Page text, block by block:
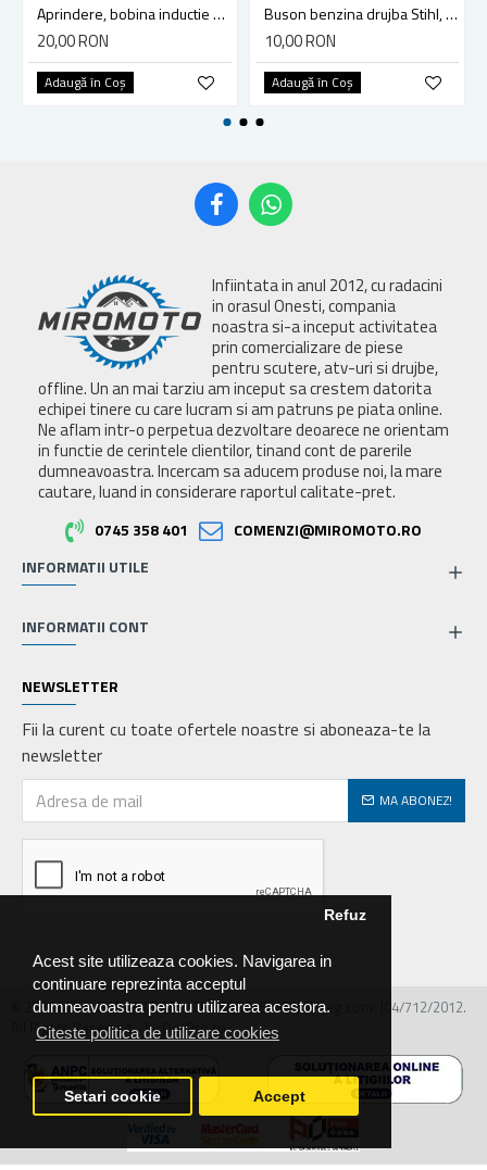
Acest site utilizeaza cookies. Navigarea in
continuare reprezinta acceptul
dumneavoastra pentru utilizarea acestora.
Citeste politica de utilizare cookies
Refuz
Setari cookie Accept
Aprindere, bobina inductie motocoasa chinezeasca TL43 TL 52, Ruris Dac 210, Dac 310
20,00 RON
Adaugă în Coş
Buson benzina drujba Stihl, model cu clapeta
10,00 RON
Adaugă în Coş
Infiintata in anul 2012, cu radacini
in orasul Onesti, compania
noastra si-a inceput activitatea
prin comercializare de piese
pentru scutere, atv-uri si drujbe,
offline. Un an mai tarziu am inceput sa crestem datorita
echipei tinere cu care lucram si am patruns pe piata online.
Ne aflam intr-o perpetua dezvoltare deoarece ne orientam
in functie de cerintele clientilor, tinand cont de parerile
dumneavoastra. Incercam sa aducem produse noi, la mare
cautare, luand in considerare raportul calitate-pret.
0745 358 401
COMENZI@MIROMOTO.RO
INFORMATII UTILE
INFORMATII CONT
NEWSLETTER
Fii la curent cu toate ofertele noastre si aboneaza-te la
newsletter
MA ABONEZ!
© 2026 MIRALEX PARTS SRL, CIF: RO30468586, Nr.reg.com: J04/712/2012.
All Rights Reserved - by DevPro.ro